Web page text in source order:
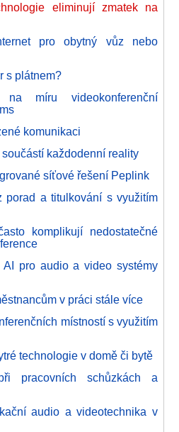
eliminují zmatek na
pro obytný vůz nebo
s plátnem?
na míru videokonferenční
komunikaci
každodenní reality
síťové řešení Peplink
porad a titulkování s využitím
komplikují nedostatečné
AI pro audio a video systémy
v práci stále více
místností s využitím
technologie v domě či bytě
pracovních schůzkách a
audio a videotechnika v